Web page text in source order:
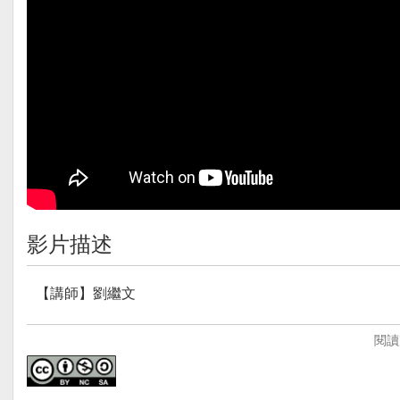
影片描述
【講師】劉繼文
臺灣師大數學系、成功大學統計研究所碩士。擔任導師、
務，2013年轉調至新北市新泰國中，開始了翻轉教學的實
教學模式是：學思達+畫心智圖+均一教育平台
閱